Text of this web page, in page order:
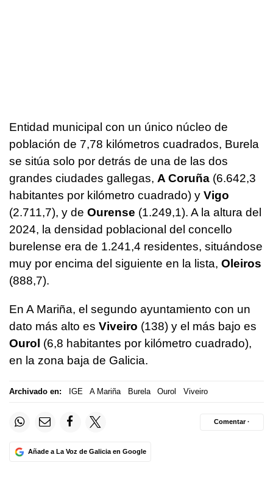
Entidad municipal con un único núcleo de
población de 7,78 kilómetros cuadrados, Burela
se sitúa solo por detrás de una de las dos
grandes ciudades gallegas, A Coruña (6.642,3
habitantes por kilómetro cuadrado) y Vigo
(2.711,7), y de Ourense (1.249,1). A la altura del
2024, la densidad poblacional del concello
burelense era de 1.241,4 residentes, situándose
muy por encima del siguiente en la lista, Oleiros
(888,7).
En A Mariña, el segundo ayuntamiento con un
dato más alto es Viveiro (138) y el más bajo es
Ourol (6,8 habitantes por kilómetro cuadrado),
en la zona baja de Galicia.
Archivado en: IGE A Mariña Burela Ourol Viveiro
Añade a La Voz de Galicia en Google
Comentar ·